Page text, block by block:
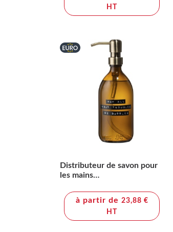
HT
Distributeur de savon pour
les mains
500 ml
à partir de 23,88 €
HT